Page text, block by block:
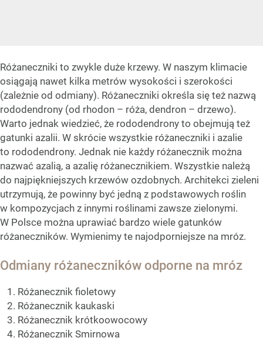
Różaneczniki to zwykle duże krzewy. W naszym klimacie
osiągają nawet kilka metrów wysokości i szerokości
(zależnie od odmiany). Różaneczniki określa się też nazwą
rododendrony (od rhodon – róża, dendron – drzewo).
Warto jednak wiedzieć, że rododendrony to obejmują też
gatunki azalii. W skrócie wszystkie różaneczniki i azalie
to rododendrony. Jednak nie każdy różanecznik można
nazwać azalią, a azalię różanecznikiem. Wszystkie należą
do najpiękniejszych krzewów ozdobnych. Architekci zieleni
utrzymują, że powinny być jedną z podstawowych roślin
w kompozycjach z innymi roślinami zawsze zielonymi.
W Polsce można uprawiać bardzo wiele gatunków
różaneczników. Wymienimy te najodporniejsze na mróz.
Odmiany różaneczników odporne na mróz
Różanecznik fioletowy
Różanecznik kaukaski
Różanecznik krótkoowocowy
Różanecznik Smirnowa